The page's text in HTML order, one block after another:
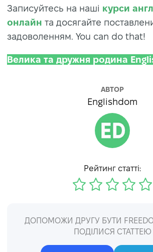
Записуйтесь на наші курси
онлайн та досягайте
задоволенням. You can do that!
Велика та дружня родина
АВТОР
Englishdom
Рейтинг статті:
ДОПОМОЖИ ДРУГУ БУТИ
ПОДІЛИСЯ СТАТТЕЮ